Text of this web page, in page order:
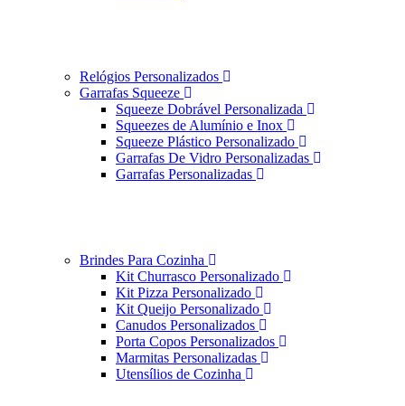
Relógios Personalizados
Garrafas Squeeze
Squeeze Dobrável Personalizada
Squeezes de Alumínio e Inox
Squeeze Plástico Personalizado
Garrafas De Vidro Personalizadas
Garrafas Personalizadas
Brindes Para Cozinha
Kit Churrasco Personalizado
Kit Pizza Personalizado
Kit Queijo Personalizado
Canudos Personalizados
Porta Copos Personalizados
Marmitas Personalizadas
Utensílios de Cozinha